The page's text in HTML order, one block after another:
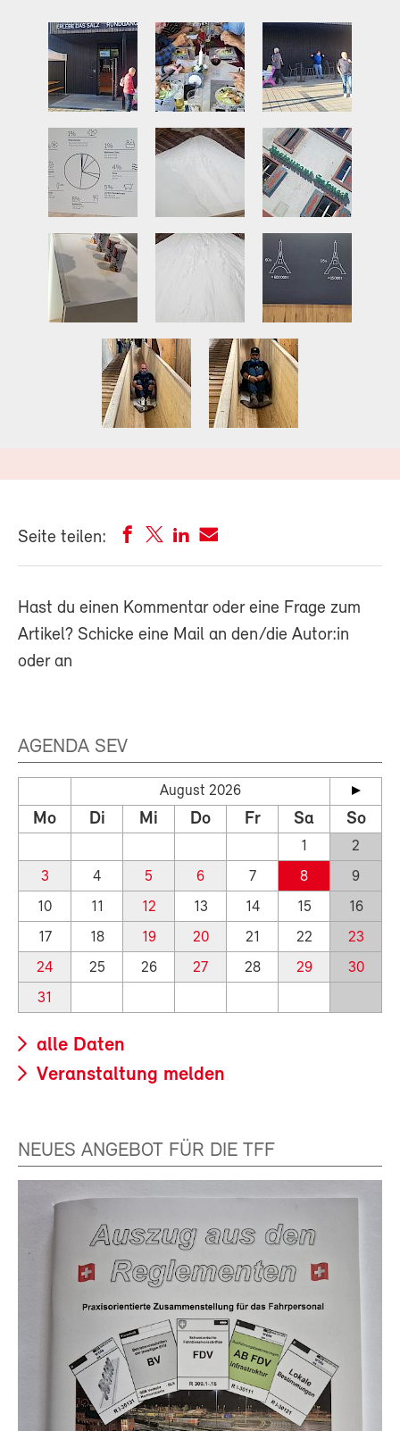
Seite teilen:
Hast du einen Kommentar oder eine Frage zum
Artikel? Schicke eine Mail an den/die Autor:in
oder an
AGENDA SEV
August 2026
Mo Di Mi Do Fr Sa So
1
2
3
4 5 6 7 8
9
10
11 12 13 14 15
16
17
18 19 20 21 22
23
24
25 26 27 28 29
30
31
alle Daten
Veranstaltung melden
NEUES ANGEBOT FÜR DIE TFF